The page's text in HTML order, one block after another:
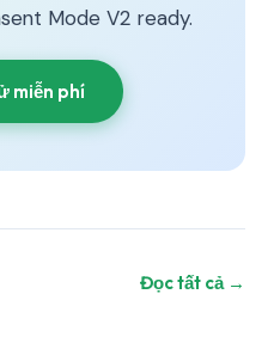
Mode V2 ready.
miễn phí
Đọc tất cả →